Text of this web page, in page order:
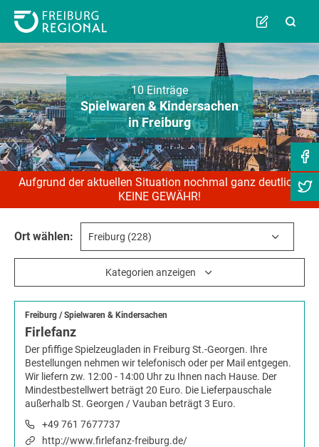
10 Einträge
Spielwaren & Kindersachen
in Freiburg
Aufgrund der aktuellen Situation nochmal ganz deutlich:
KEINE GEWÄHR!
Ort wählen:
Kategorien anzeigen
Freiburg /Spielwaren & Kindersachen
Firlefanz
Der pfiffige Spielzeugladen in Freiburg St.-Georgen. Ihre
Bestellungen nehmen wir telefonisch oder per Mail entgegen.
Wir liefern zw. 12:00 - 14:00 Uhr zu Ihnen nach Hause. Der
Mindestbestellwert beträgt 20 Euro. Die Lieferpauschale
außerhalb St. Georgen / Vauban beträgt 3 Euro.
+49 761 7677737
http://www.firlefanz-freiburg.de/